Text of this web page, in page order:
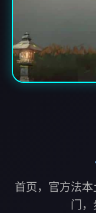
首页，官方法
门